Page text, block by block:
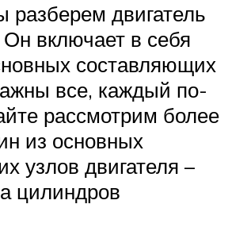
разберем двигатель
включает в себя
составляющих
все, каждый по-
рассмотрим более
из основных
узлов двигателя –
цилиндров